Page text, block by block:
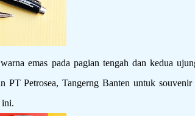
emas pada pagian tengah dan kedua
PT Petrosea, Tangerng Banten untuk souvenir
ini.